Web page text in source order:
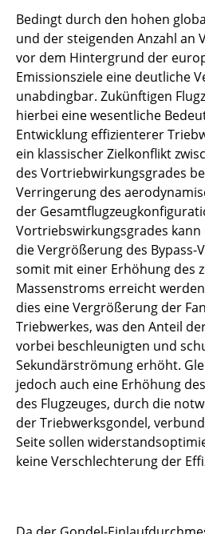
DISPROP
DRUDRAV
EPIFAN
FAME
Flybots
HGP2A
HyPe
iLCS
INDIGO
INFRa
InPAH
KONBREFF
Landesgraduiertenkolleg
Bedingt durch den hohen
und der steigenden Anzahl an
vor dem Hintergrund der
Emissionsziele eine deutliche
unabdingbar. Zukünftigen
hierbei eine wesentliche
Entwicklung effizienterer
ein klassischer Zielkonflikt
des Vortriebwirkungsgrades
Verringerung des
der
Vortriebswirkungsgrades
die Vergrößerung des Bypass-
somit mit einer Erhöhung des
Massenstroms erreicht
dies eine Vergrößerung der
Triebwerkes, was den Anteil
vorbei beschleunigten und
Sekundärströmung erhöht.
jedoch auch eine Erhöhung
des Flugzeuges, durch die
der Triebwerksgondel,
Seite sollen
keine Verschlechterung der